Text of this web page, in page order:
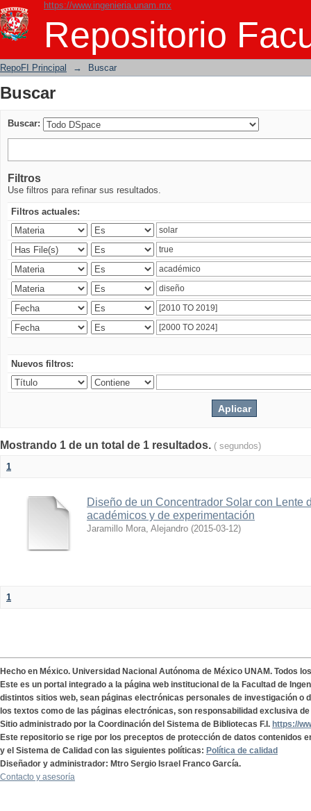
https://www.ingenieria.unam.mx
Repositorio
Buscar
RepoFI Principal → Buscar
Buscar
Buscar:
Filtros
Use filtros para refinar sus resultados.
Filtros actuales:
Nuevos filtros:
Mostrando 1 de un total de 1 resultados. ( segundos)
1
Diseño de un Concentrador Solar con Lente
académicos y de experimentación
Jaramillo Mora, Alejandro (2015-03-12)
1
Hecho en México. Universidad Nacional Autónoma de México UNAM. Todos
Este es un portal integrado a la página web institucional de la Facultad de
distintos sitios web, sean páginas electrónicas personales de investigación o
los textos como de las páginas electrónicas, son responsabilidad exclusiva
Sitio administrado por la Coordinación del Sistema de Bibliotecas F.I. https://
Este repositorio se rige por los preceptos de protección de datos contenidos
y el Sistema de Calidad con las siguientes políticas: Política de calidad
Diseñador y administrador: Mtro Sergio Israel Franco García.
Contacto y asesoría